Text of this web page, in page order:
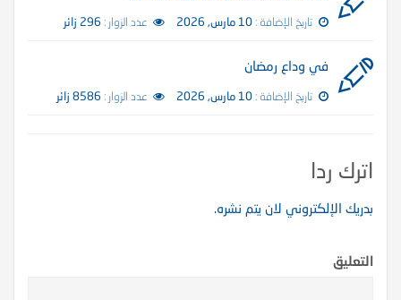
تاريخ الإضافة :10 مارس, 2026 عدد الزوار : 296 زائر
في وداع رمضان
تاريخ الإضافة :10 مارس, 2026 عدد الزوار : 8586 زائر
اترك ردا
بدريك الإلكتروني لان يتم نشره.
التعليق